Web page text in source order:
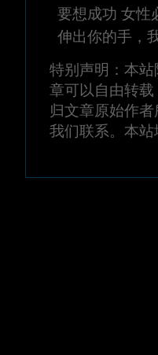
要想成功 女
伸出你的手，
特别声明： 本站
章可以自由转
归文章原始作
我们联系。本站